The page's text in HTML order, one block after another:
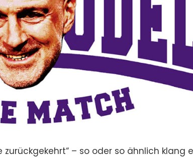
zurückgekehrt“ – so oder so ähnlich klang